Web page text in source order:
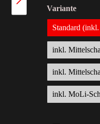
Variante
Standard
inkl.
inkl.
inkl. MoLi-